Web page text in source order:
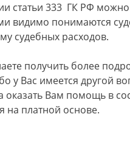
статьи 333 ГК РФ
видимо понимаются
судебных расходов.
получить более
у Вас имеется другой
оказать Вам помощь в
на платной основе.